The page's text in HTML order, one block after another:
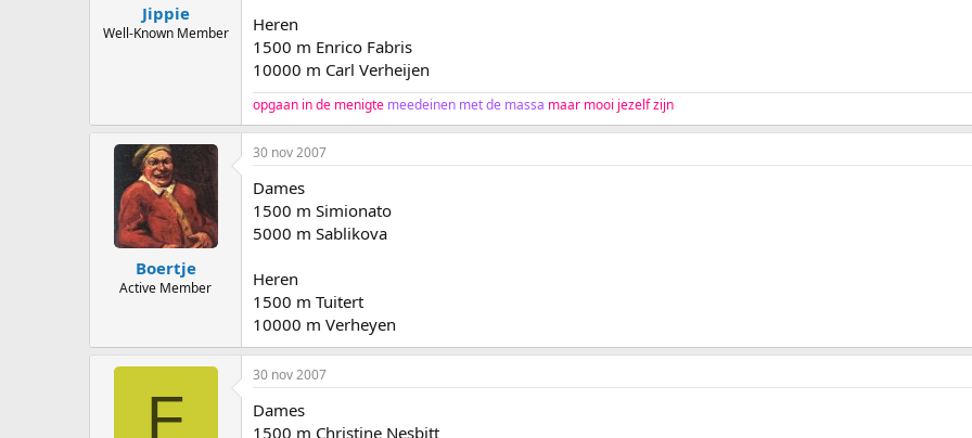
Jippie
Well-Known Member
Heren
1500 m Enrico Fabris
10000 m Carl Verheijen
opgaan in de menigte meedeinen met de massa maar mooi jezelf zijn
Boertje
Active Member
30 nov 2007
Dames
1500 m Simionato
5000 m Sablikova
Heren
1500 m Tuitert
10000 m Verheyen
F
30 nov 2007
Dames
1500 m Christine Nesbitt